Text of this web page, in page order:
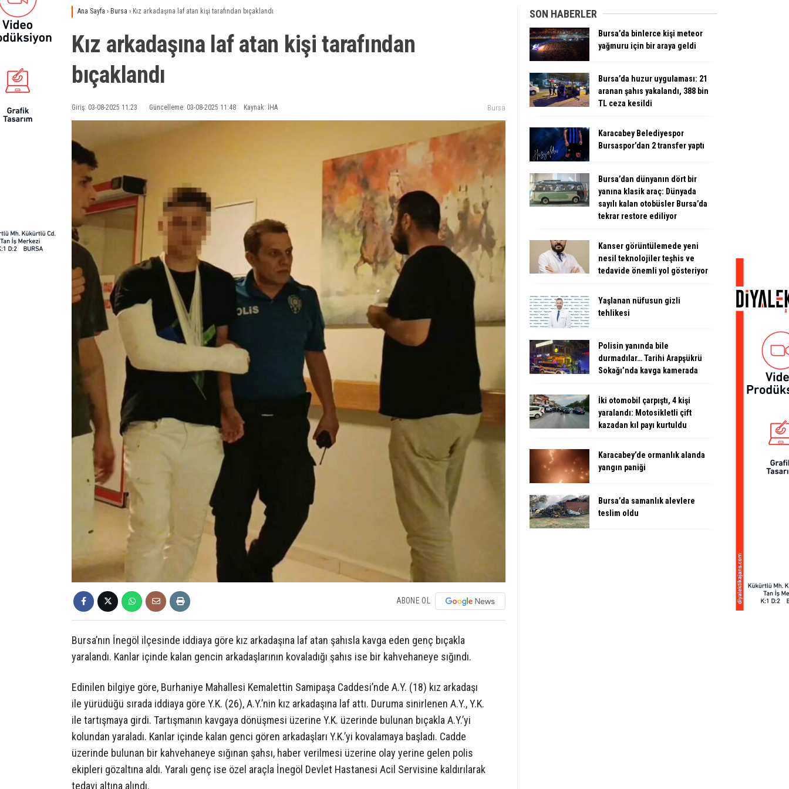
Ana Sayfa › Bursa › Kız arkadaşına laf atan kişi tarafından bıçaklandı
Kız arkadaşına laf atan kişi tarafından
bıçaklandı
Giriş: 03-08-2025 11:23 Güncelleme: 03-08-2025 11:48 Kaynak: İHA Bursa
ABONE OL
Bursa’nın İnegöl ilçesinde iddiaya göre kız arkadaşına laf atan şahısla kavga eden genç bıçakla
yaralandı. Kanlar içinde kalan gencin arkadaşlarının kovaladığı şahıs ise bir kahvehaneye sığındı.
Edinilen bilgiye göre, Burhaniye Mahallesi Kemalettin Samipaşa Caddesi’nde A.Y. (18) kız arkadaşı
ile yürüdüğü sırada iddiaya göre Y.K. (26), A.Y.’nin kız arkadaşına laf attı. Duruma sinirlenen A.Y., Y.K.
ile tartışmaya girdi. Tartışmanın kavgaya dönüşmesi üzerine Y.K. üzerinde bulunan bıçakla A.Y.’yi
kolundan yaraladı. Kanlar içinde kalan genci gören arkadaşları Y.K.’yi kovalamaya başladı. Cadde
üzerinde bulunan bir kahvehaneye sığınan şahsı, haber verilmesi üzerine olay yerine gelen polis
ekipleri gözaltına aldı. Yaralı genç ise özel araçla İnegöl Devlet Hastanesi Acil Servisine kaldırılarak
tedavi altına alındı.
SON HABERLER
Bursa’da binlerce kişi meteor
yağmuru için bir araya geldi
Bursa’da huzur uygulaması: 21
aranan şahıs yakalandı, 388 bin
TL ceza kesildi
Karacabey Belediyespor
Bursaspor’dan 2 transfer yaptı
Bursa’dan dünyanın dört bir
yanına klasik araç: Dünyada
sayılı kalan otobüsler Bursa’da
tekrar restore ediliyor
Kanser görüntülemede yeni
nesil teknolojiler teşhis ve
tedavide önemli yol gösteriyor
Yaşlanan nüfusun gizli
tehlikesi
Polisin yanında bile
durmadılar… Tarihi Arapşükrü
Sokağı’nda kavga kamerada
İki otomobil çarpıştı, 4 kişi
yaralandı: Motosikletli çift
kazadan kıl payı kurtuldu
Karacabey’de ormanlık alanda
yangın paniği
Bursa’da samanlık alevlere
teslim oldu